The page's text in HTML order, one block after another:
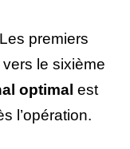
premiers
le sixième
optimal est
l’opération.